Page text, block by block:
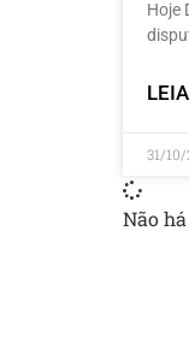
Hoje
31/
Não